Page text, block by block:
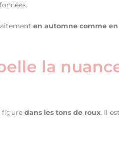
en automne comme
la
figure dans les tons de roux. Il